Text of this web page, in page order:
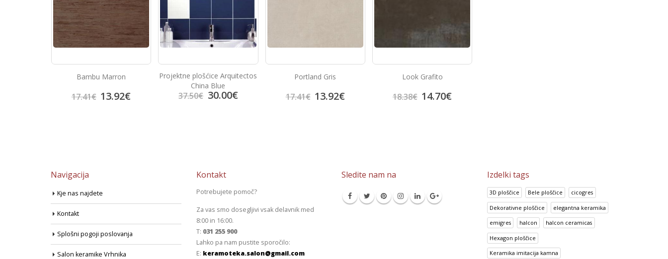
Bambu Marron
17.41€ 13.92€
Projektne plošćice Arquitectos
China Blue
37.50€ 30.00€
Portland Gris
17.41€ 13.92€
Look Grafito
18.38€ 14.70€
Navigacija
Kje nas najdete
Kontakt
Splošni pogoji poslovanja
Salon keramike Vrhnika
Kontakt
Potrebujete pomoč?
Za vas smo dosegljivi vsak delavnik med
8:00 in 16:00.
T: 031 255 900
Lahko pa nam pustite sporočilo:
E: keramoteka.salon@gmail.com
Sledite nam na Izdelki tags
3D ploščice Bele ploščice cicogres
Dekorativne ploščice elegantna keramika
emigres halcon halcon ceramicas
Hexagon ploščice
Keramika imitacija kamna